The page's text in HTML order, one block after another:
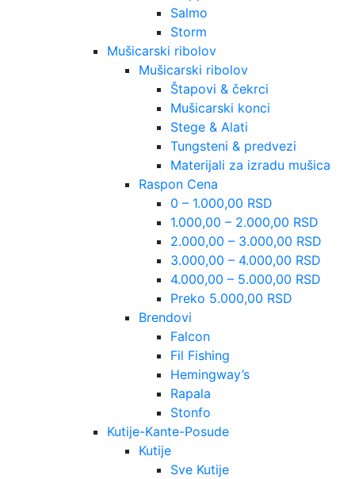
Salmo
Storm
Mušicarski ribolov
Mušicarski ribolov
Štapovi & čekrci
Mušicarski konci
Stege & Alati
Tungsteni & predvezi
Materijali za izradu mušica
Raspon Cena
0 – 1.000,00 RSD
1.000,00 – 2.000,00 RSD
2.000,00 – 3.000,00 RSD
3.000,00 – 4.000,00 RSD
4.000,00 – 5.000,00 RSD
Preko 5.000,00 RSD
Brendovi
Falcon
Fil Fishing
Hemingway’s
Rapala
Stonfo
Kutije-Kante-Posude
Kutije
Sve Kutije